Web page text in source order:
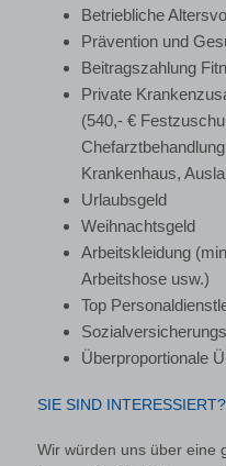
Betriebliche
Prävention und
Beitragszahlung
Private
(540,- €
Krankenhaus,
Urlaubsgeld
Weihnachtsgeld
Arbeitskleidung
Arbeitshose usw.)
Top
Überproportionale
SIE SIND INTERESSIERT?
Wir würden uns über eine